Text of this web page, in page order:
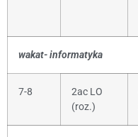
wakat- informatyka
7-8
2ac LO
(roz.)